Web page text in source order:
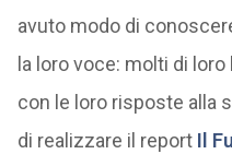
avuto modo di
la loro voce: molti di
con le loro risposte alla
di realizzare il report Il